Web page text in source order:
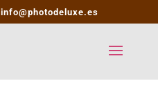
info@photodeluxe.es